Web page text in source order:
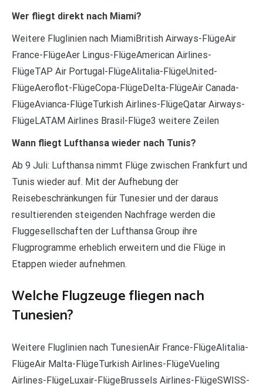
Wer fliegt direkt nach Miami?
Weitere Fluglinien nach MiamiBritish Airways-FlügeAir
France-FlügeAer Lingus-FlügeAmerican Airlines-
FlügeTAP Air Portugal-FlügeAlitalia-FlügeUnited-
FlügeAeroflot-FlügeCopa-FlügeDelta-FlügeAir Canada-
FlügeAvianca-FlügeTurkish Airlines-FlügeQatar Airways-
FlügeLATAM Airlines Brasil-Flüge3 weitere Zeilen
Wann fliegt Lufthansa wieder nach Tunis?
Ab 9 Juli: Lufthansa nimmt Flüge zwischen Frankfurt und
Tunis wieder auf. Mit der Aufhebung der
Reisebeschränkungen für Tunesier und der daraus
resultierenden steigenden Nachfrage werden die
Fluggesellschaften der Lufthansa Group ihre
Flugprogramme erheblich erweitern und die Flüge in
Etappen wieder aufnehmen.
Welche Flugzeuge fliegen nach
Tunesien?
Weitere Fluglinien nach TunesienAir France-FlügeAlitalia-
FlügeAir Malta-FlügeTurkish Airlines-FlügeVueling
Airlines-FlügeLuxair-FlügeBrussels Airlines-FlügeSWISS-